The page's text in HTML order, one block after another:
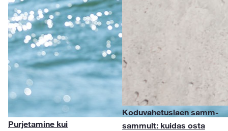
Purjetamine kui
Koduvahetuslaen samm-
sammult: kuidas osta